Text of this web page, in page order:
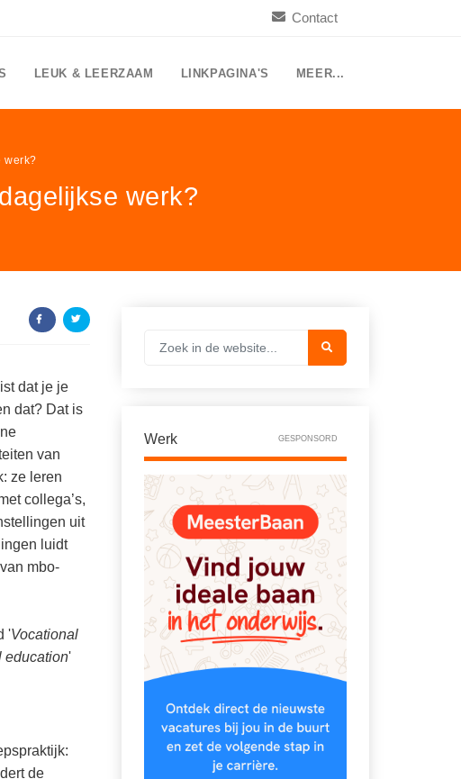
Contact
LEUK & LEERZAAM LINKPAGINA'S MEER...
werk?
werk?
dat je je
dat? Dat is
van
ze leren
collega’s,
uit
luidt
mbo-
'Vocational
education'
de
Werk GESPONSORD